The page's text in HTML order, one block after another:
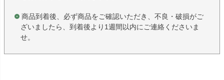
商品到着後、必ず商品をご確認いただき、不良・破損がご
ざいましたら、到着後より1週間以内にご連絡くださいま
せ。